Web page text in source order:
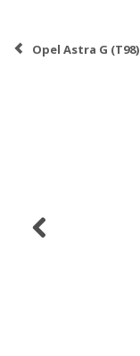
Opel Astra G (T98)